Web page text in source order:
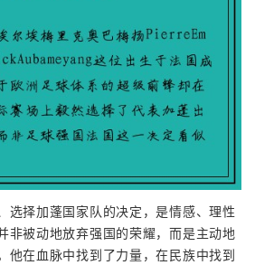
选择加蓬国家队的决定，是情感、理性
非被动地放弃强国的荣耀，而是主动地
他在血脉中找到了力量，在民族中找到